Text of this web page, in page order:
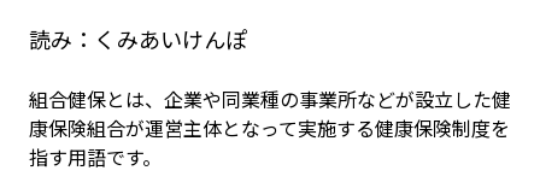
読み： くみあいけんぽ
組合健保とは、企業や同業種の事業所などが設立した健
康保険組合が運営主体となって実施する健康保険制度を
指す用語です。